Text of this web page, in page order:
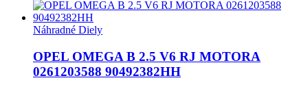
Náhradné Diely
OPEL OMEGA B 2.5 V6 RJ MOTORA
0261203588 90492382HH